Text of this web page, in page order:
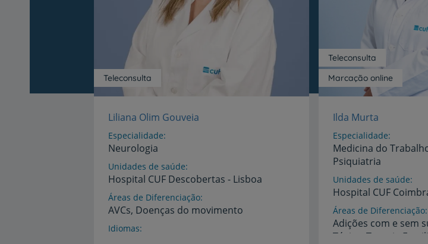
Teleconsulta
Liliana Olim Gouveia
Especialidade
Neurologia
Unidades de saúde
Hospital CUF Descobertas - Lisboa
Áreas de Diferenciação
AVCs, Doenças do movimento
Idiomas
Marcação online
Teleconsulta
Ilda Murta
Especialidade
Medicina do
Psiquiatria
Unidades de saúde
Hospital CUF
Áreas de Diferenciação
Adições com e sem
Tóxica, Terapia